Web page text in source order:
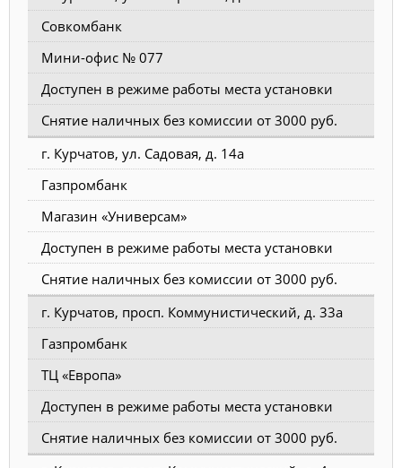
Совкомбанк
Мини-офис № 077
Доступен в режиме работы места установки
Снятие наличных без комиссии от 3000 руб.
г. Курчатов, ул. Садовая, д. 14а
Газпромбанк
Магазин «Универсам»
Доступен в режиме работы места установки
Снятие наличных без комиссии от 3000 руб.
г. Курчатов, просп. Коммунистический, д. 33а
Газпромбанк
ТЦ «Европа»
Доступен в режиме работы места установки
Снятие наличных без комиссии от 3000 руб.